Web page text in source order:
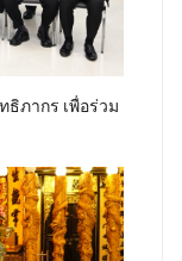
ภากร เพื่อร่วม